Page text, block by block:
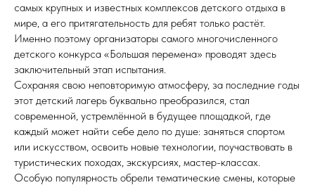
самых крупных и известных комплексов детского отдыха в
мире, а его притягательность для ребят только растёт.
Именно поэтому организаторы самого многочисленного
детского конкурса «Большая перемена» проводят здесь
заключительный этап испытания.
Сохраняя свою неповторимую атмосферу, за последние годы
этот детский лагерь буквально преобразился, стал
современной, устремлённой в будущее площадкой, где
каждый может найти себе дело по душе: заняться спортом
или искусством, освоить новые технологии, поучаствовать в
туристических походах, экскурсиях, мастер-классах.
Особую популярность обрели тематические смены, которые